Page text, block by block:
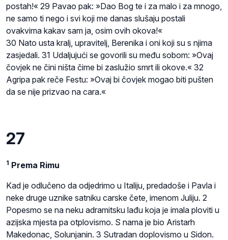
postah!« 29 Pavao pak: »Dao Bog te i za malo i za mnogo,
ne samo ti nego i svi koji me danas slušaju postali
ovakvima kakav sam ja, osim ovih okova!«
30 Nato usta kralj, upravitelj, Berenika i oni koji su s njima
zasjedali. 31 Udaljujući se govorili su među sobom: »Ovaj
čovjek ne čini ništa čime bi zaslužio smrt ili okove.« 32
Agripa pak reče Festu: »Ovaj bi čovjek mogao biti pušten
da se nije prizvao na cara.«
27
1 Prema Rimu
Kad je odlučeno da odjedrimo u Italiju, predadoše i Pavla i
neke druge uznike satniku carske čete, imenom Juliju. 2
Popesmo se na neku adramitsku lađu koja je imala ploviti u
azijska mjesta pa otplovismo. S nama je bio Aristarh
Makedonac, Solunjanin. 3 Sutradan doplovismo u Sidon.